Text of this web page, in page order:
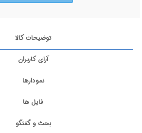
توضیحات کالا
آرای کاربران
نمودارها
فایل ها
بحث و گفتگو